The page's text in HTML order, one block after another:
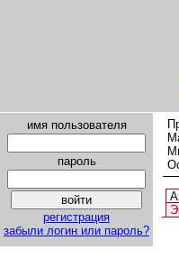
имя пользователя
пароль
регистрация
забыли логин или пароль?